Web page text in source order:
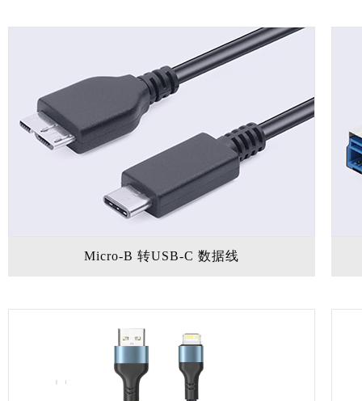
Micro-B 转USB-C 数据线